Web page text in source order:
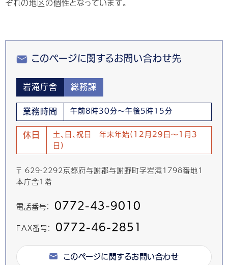
このページに関するお問い合わせ先
岩滝庁舎 総務課
業務時間 午前8時30分～午後5時15分
休日
土、日、祝日 年末年始(12月29日～1月3
日)
〒 629-2292京都府与謝郡与謝野町字岩滝1798番地1
本庁舎1階
電話番号： 0772-43-9010
FAX番号： 0772-46-2851
このページに関するお問い合わせ